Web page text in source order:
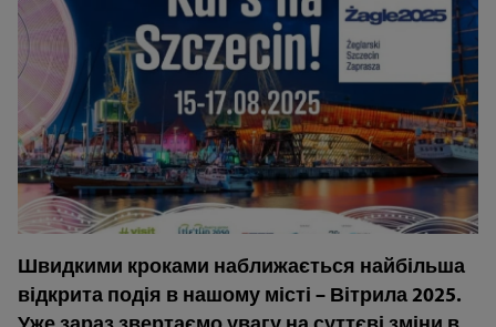
Режим високої контрастності
16
Закрити
Швидкими кроками наближається найбільша
відкрита подія в нашому місті – Вітрила 2025.